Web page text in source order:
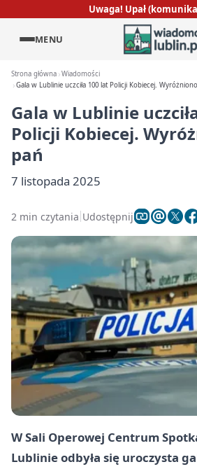
Uwaga! Upał
MENU
Strona główna Wiadomości
Gala w Lublinie uczciła 100 lat Policji Kobiecej.
Gala w Lublinie
Policji Kobiecej.
pań
7 listopada 2025
2 min czytania Udostępnij
W Sali Operowej Centrum
Lublinie odbyła się uroczysta